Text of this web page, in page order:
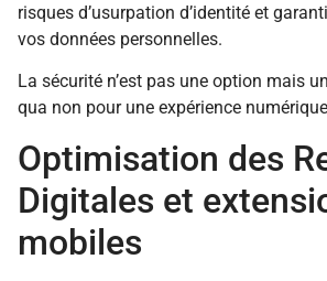
risques d’usurpation d’identité et
vos données personnelles.
La sécurité n’est pas une option mais
qua non pour une expérience
Optimisation des
Digitales et
mobiles